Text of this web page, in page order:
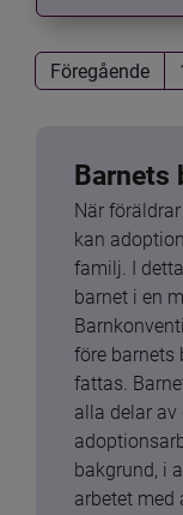
Föregående
Barnets
När
kan
familj. I
barnet i en
före barnets
fattas.
alla delar
bakgrund, i
arbetet med